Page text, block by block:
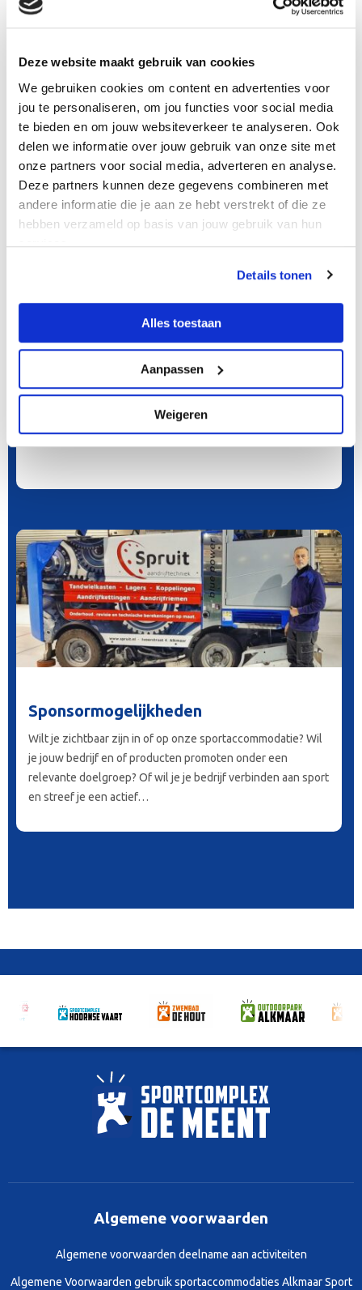
Deze website maakt gebruik van cookies
We gebruiken cookies om content en advertenties voor
jou te personaliseren, om jou functies voor social media
te bieden en om jouw websiteverkeer te analyseren. Ook
delen we informatie over jouw gebruik van onze site met
onze partners voor social media, adverteren en analyse.
Deze partners kunnen deze gegevens combineren met
andere informatie die je aan ze hebt verstrekt of die ze
hebben verzameld op basis van jouw gebruik van hun
services.
Details tonen
Alles toestaan
Aanpassen
Weigeren
Rondleidingen
Meent. We geven je inzage in hoe een sportcomplex van de
toekomst duurzaam gebouwd kan worden. Wist je dat de
restwarmte die vrijkomt bij het…
Bedrijfsborrels
Kerst of Nieuwjaar, de tijd om even met het personeel stil te
staan bij de resultaten van het afgelopen jaar en de ambities
van het nieuwe jaar.
Sponsormogelijkheden
Wilt je zichtbaar zijn in of op onze sportaccommodatie? Wil
je jouw bedrijf en of producten promoten onder een
relevante doelgroep? Of wil je je bedrijf verbinden aan sport
en streef je een actief…
Algemene voorwaarden
Algemene voorwaarden deelname aan activiteiten
Algemene Voorwaarden gebruik sportaccommodaties Alkmaar Sport